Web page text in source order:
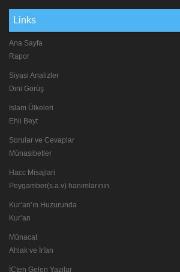
Links
Ana Sayfa
Rapor
Siyasi Analizler
Dini Görüş
İslam Ülkeleri
Ehli Beyt
Sorular ve Cevaplar
Münasibetler
Hacc Misajlari
Peygamber(s.a.v) hanımlarının
Kur’an’ın Huzurunda
Kur’an
Münacat
Ahlak ve İrfan
İÇten Gelen Yazilar